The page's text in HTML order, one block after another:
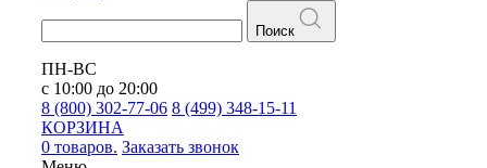
Поиск
ПН-ВС
с 10:00 до 20:00
8 (800) 302-77-06 8 (499) 348-15-11
КОРЗИНА
0 товаров. Заказать звонок